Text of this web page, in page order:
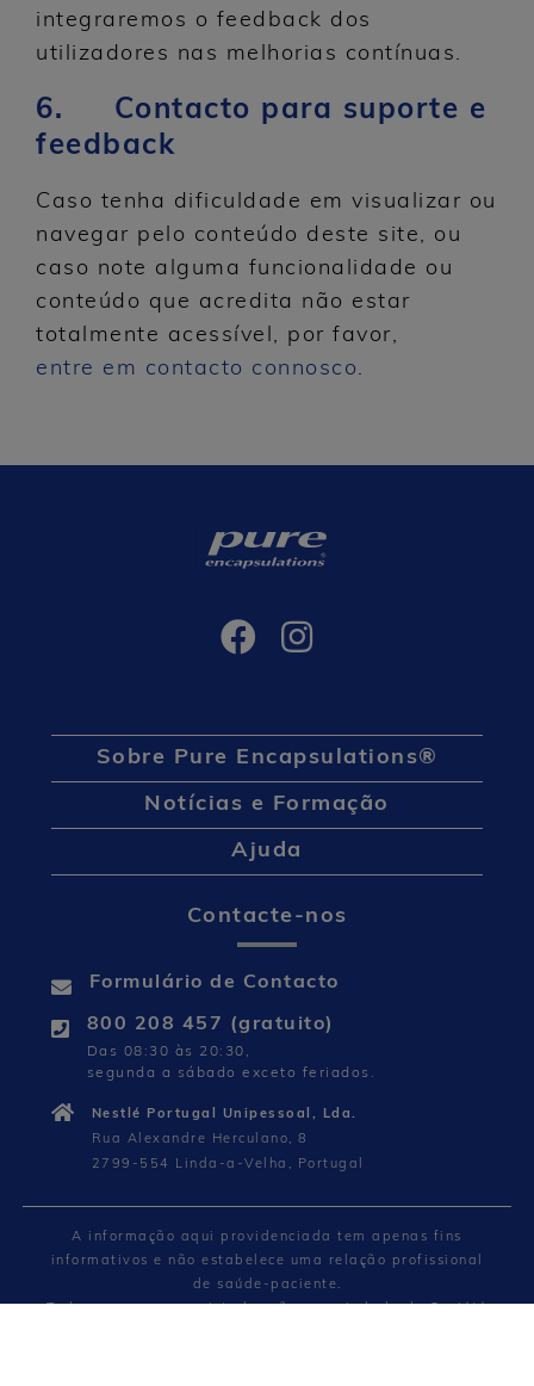
integraremos o feedback dos
utilizadores nas melhorias contínuas.
6. Contacto para suporte e
feedback
Caso tenha dificuldade em visualizar ou
navegar pelo conteúdo deste site, ou
caso note alguma funcionalidade ou
conteúdo que acredita não estar
totalmente acessível, por favor,
entre em contacto connosco.
Sobre Pure Encapsulations®
Notícias e Formação
Ajuda
Contacte-nos
Formulário de Contacto
800 208 457 (gratuito)
Das 08:30 às 20:30,
segunda a sábado exceto feriados.
Nestlé Portugal Unipessoal, Lda.
Rua Alexandre Herculano, 8
2799-554 Linda-a-Velha, Portugal
A informação aqui providenciada tem apenas fins
informativos e não estabelece uma relação profissional
de saúde-paciente.